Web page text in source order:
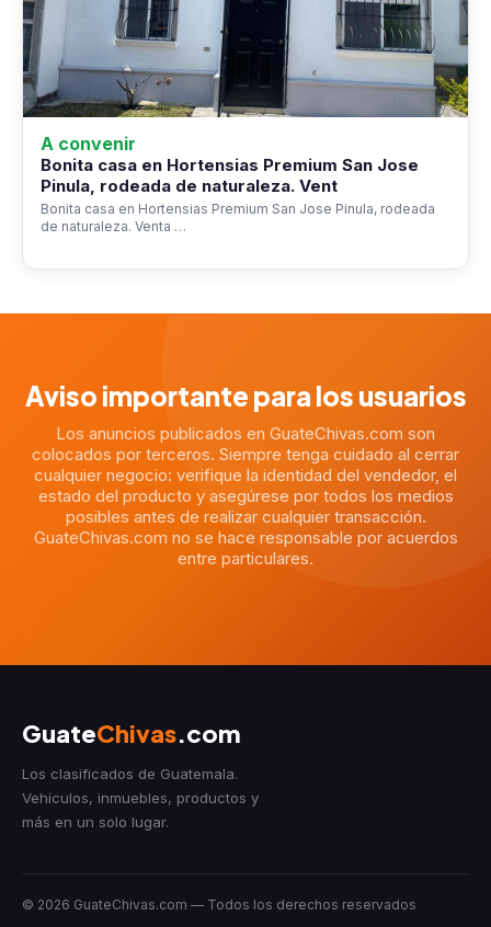
A convenir
Bonita casa en Hortensias Premium San Jose
Pinula, rodeada de naturaleza. Vent
Bonita casa en Hortensias Premium San Jose Pinula, rodeada
de naturaleza. Venta …
Aviso importante para los usuarios
Los anuncios publicados en GuateChivas.com son
colocados por terceros. Siempre tenga cuidado al cerrar
cualquier negocio: verifique la identidad del vendedor, el
estado del producto y asegúrese por todos los medios
posibles antes de realizar cualquier transacción.
GuateChivas.com no se hace responsable por acuerdos
entre particulares.
GuateChivas.com
Los clasificados de Guatemala.
Vehículos, inmuebles, productos y
más en un solo lugar.
© 2026 GuateChivas.com — Todos los derechos reservados